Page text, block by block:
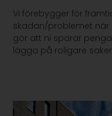
Vi förebygger för
skadan/problemet
gör att ni sparar
lägga på roligare